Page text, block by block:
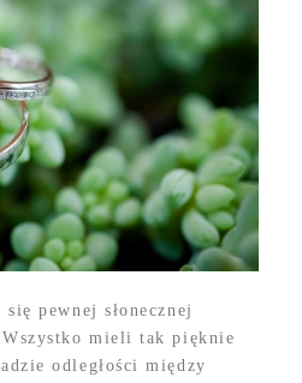
pewnej słonecznej
mieli tak pięknie
odległości między